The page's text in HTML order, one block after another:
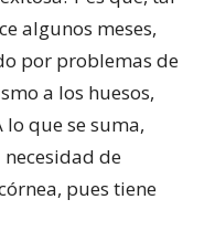
algunos meses,
por problemas de
a los huesos,
que se suma,
de
pues tiene